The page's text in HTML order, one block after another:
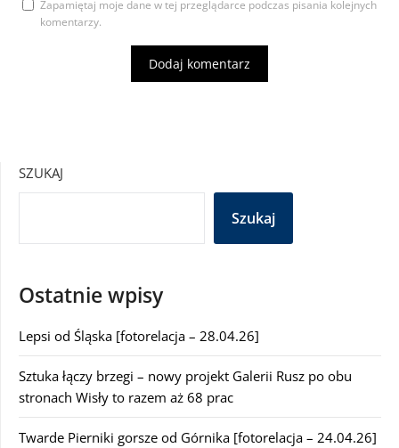
Zapamiętaj moje dane w tej przeglądarce podczas pisania kolejnych
komentarzy.
SZUKAJ
Szukaj
Ostatnie wpisy
Lepsi od Śląska [fotorelacja – 28.04.26]
Sztuka łączy brzegi – nowy projekt Galerii Rusz po obu
stronach Wisły to razem aż 68 prac
Twarde Pierniki gorsze od Górnika [fotorelacja – 24.04.26]